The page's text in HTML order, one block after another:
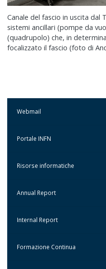
Canale del fascio in uscita dal
sistemi ancillari (pompe da
(quadrupolo) che, in
focalizzato il fascio (foto di
Webmail
Portale INFN
Risorse informatiche
Annual Report
Internal Report
Formazione Continua